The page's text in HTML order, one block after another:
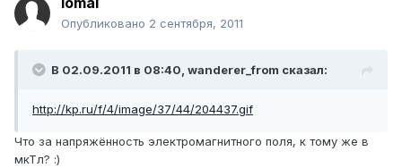
Опубликовано 2 сентября, 2011
В 02.09.2011 в 08:40, wanderer_from сказал:
http://kp.ru/f/4/image/37/44/204437.gif
Что за напряжённость электромагнитного поля, к тому же в
мкТл? :)